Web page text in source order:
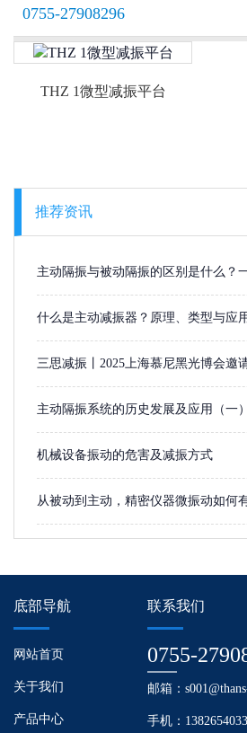
0755-27908296
THZ 1微型减振平台
推荐资讯
主动隔振与被动隔振的区别是什么？
选型逻辑
什么是主动减振器？原理、类型与应
三思减振丨2025上海慕尼黑光博会邀
主动隔振系统的历史发展及应用（一）​
机械设备振动的危害及减振方式
从被动到主动，精密仪器微振动如何
底部导航
网站首页
关于我们
产品中心
联系我们
0755-
邮箱：
手机：